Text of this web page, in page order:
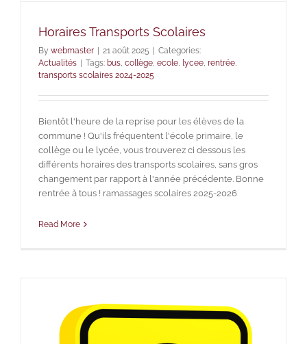
Horaires Transports Scolaires
By webmaster 21 août 2025
Categories:
Actualités
Tags: bus, collège, ecole, lycee, rentrée,
transports scolaires 2024-2025
Bientôt l'heure de la reprise pour les élèves de la
commune ! Qu'ils fréquentent l'école primaire, le
collège ou le lycée, vous trouverez ci dessous les
différents horaires des transports scolaires, sans gros
changement par rapport à l'année précédente. Bonne
rentrée à tous ! ramassages scolaires 2025-2026
Read More